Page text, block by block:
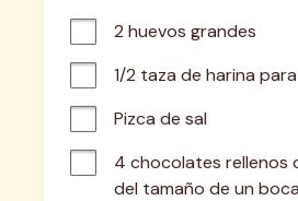
2 huevos grandes
1/2 taza de harina
Pizca de sal
4 chocolates rellenos
del tamaño de un